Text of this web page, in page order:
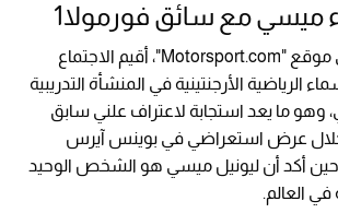
ميسي مع سائق فورمولا1
ووفقًا لما نشر في موقع "Motorsport.com"، أقيم الاجتماع
الرياضية الأرجنتينية في المنشأة التدريبية
وهو ما يعد استجابة لاعتراف علني سابق
خلال عرض استعراضي في بوينس آيرس
حين أكد أن ليونيل ميسي هو الشخص الوحيد
في العالم.